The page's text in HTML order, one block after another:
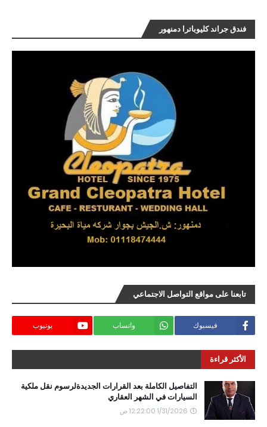
فندق جراند كليوباترا دمنهور
تابعنا على مواقع التواصل الاجتماعي
فيسبوك واتساب يوتيوب
الأكثر قراءة
التفاصيل الكاملة بعد القرارات الجديدةلرسوم نقل ملكية
السيارات في الشهر العقاري
1/31/2026 12:22:00 ص